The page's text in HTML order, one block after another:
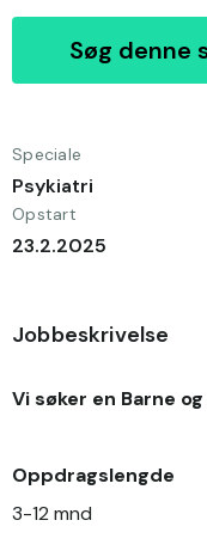
Søg denne
Speciale
Psykiatri
Opstart
23.2.2025
Jobbeskrivelse
Vi søker en Barne
Oppdragslengde
3-12 mnd